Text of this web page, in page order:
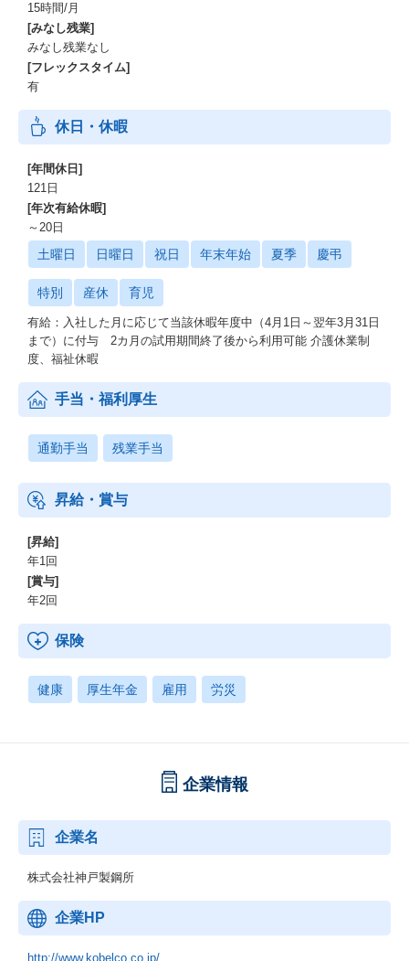
15時間/月
[みなし残業]
みなし残業なし
[フレックスタイム]
有
休日・休暇
[年間休日]
121日
[年次有給休暇]
～20日
土曜日 日曜日 祝日 年末年始 夏季 慶弔
特別 産休 育児
有給：入社した月に応じて当該休暇年度中（4月1日～翌年3月31日
まで）に付与 2カ月の試用期間終了後から利用可能 介護休業制
度、福祉休暇
手当・福利厚生
通勤手当 残業手当
昇給・賞与
[昇給]
年1回
[賞与]
年2回
保険
健康 厚生年金 雇用 労災
企業情報
企業名
株式会社神戸製鋼所
企業HP
http://www.kobelco.co.jp/